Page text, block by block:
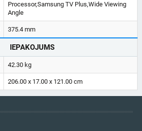
Processor,Samsung TV Plus,Wide Viewing
Angle
375.4 mm
IEPAKOJUMS
42.30 kg
206.00 x 17.00 x 121.00 cm